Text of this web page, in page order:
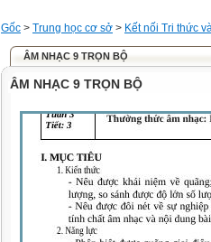
Gốc > Trung học cơ sở > Kết nối Tri thức
ÂM NHẠC 9 TRỌN BỘ
ÂM NHẠC 9 TRỌN BỘ